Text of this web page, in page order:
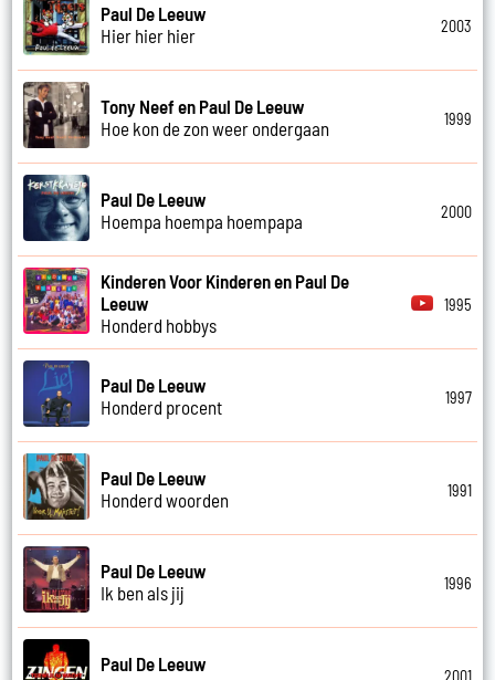
Paul De Leeuw
Hier hier hier
2003
Tony Neef en Paul De Leeuw
Hoe kon de zon weer ondergaan
1999
Paul De Leeuw
Hoempa hoempa hoempapa
2000
Kinderen Voor Kinderen en Paul De
Leeuw
Honderd hobbys
1995
Paul De Leeuw
Honderd procent
1997
Paul De Leeuw
Honderd woorden
1991
Paul De Leeuw
Ik ben als jij
1996
Paul De Leeuw
2001